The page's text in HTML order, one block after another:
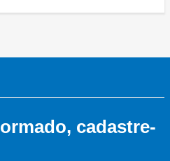
cadastre-